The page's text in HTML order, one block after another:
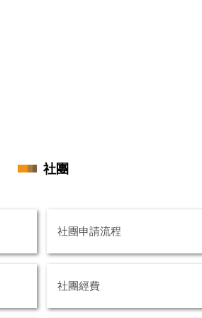
社團
社團申請流程
社團經費